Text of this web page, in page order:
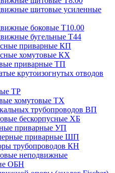
щитовые усиленные
боковые Т10.00
бугельные Т44
приварные КП
хомутовые КХ
приварные ТП
крутоизогнутых отводов
ТР
хомутовые ТХ
трубопроводов ВП
бескорпусные ХБ
приварные УП
приварные ШП
трубопроводов КН
неподвижные
ОБН